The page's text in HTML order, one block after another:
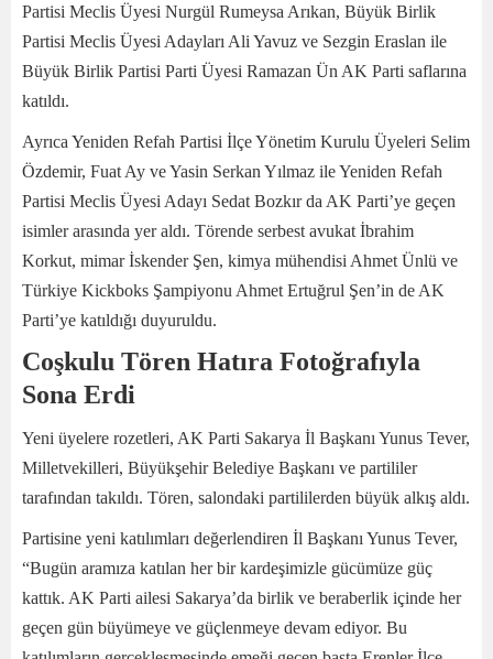
Partisi Meclis Üyesi Nurgül Rumeysa Arıkan, Büyük Birlik
Partisi Meclis Üyesi Adayları Ali Yavuz ve Sezgin Eraslan ile
Büyük Birlik Partisi Parti Üyesi Ramazan Ün AK Parti saflarına
katıldı.
Ayrıca Yeniden Refah Partisi İlçe Yönetim Kurulu Üyeleri Selim
Özdemir, Fuat Ay ve Yasin Serkan Yılmaz ile Yeniden Refah
Partisi Meclis Üyesi Adayı Sedat Bozkır da AK Parti’ye geçen
isimler arasında yer aldı. Törende serbest avukat İbrahim
Korkut, mimar İskender Şen, kimya mühendisi Ahmet Ünlü ve
Türkiye Kickboks Şampiyonu Ahmet Ertuğrul Şen’in de AK
Parti’ye katıldığı duyuruldu.
Coşkulu Tören Hatıra Fotoğrafıyla
Sona Erdi
Yeni üyelere rozetleri, AK Parti Sakarya İl Başkanı Yunus Tever,
Milletvekilleri, Büyükşehir Belediye Başkanı ve partililer
tarafından takıldı. Tören, salondaki partililerden büyük alkış aldı.
Partisine yeni katılımları değerlendiren İl Başkanı Yunus Tever,
“Bugün aramıza katılan her bir kardeşimizle gücümüze güç
kattık. AK Parti ailesi Sakarya’da birlik ve beraberlik içinde her
geçen gün büyümeye ve güçlenmeye devam ediyor. Bu